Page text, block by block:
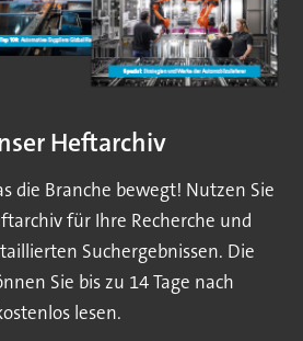
Heftarchiv
die Branche bewegt! Nutzen Sie
für Ihre Recherche und
Suchergebnissen. Die
Sie bis zu 14 Tage nach
lesen.